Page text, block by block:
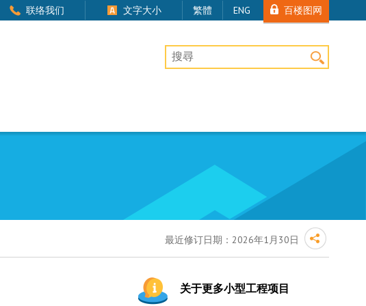
联络我们 文字大小 繁體 ENG 百楼图网
桌上版网站搜寻
最近修订日期：2026年1月30日
关于更多小型工程项目